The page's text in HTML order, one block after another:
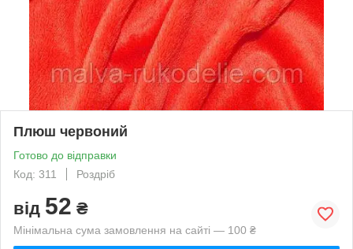
Плюш червоний
Готово до відправки
Код: 311
Роздріб
від 52 ₴
Мінімальна сума замовлення на сайті — 100 ₴